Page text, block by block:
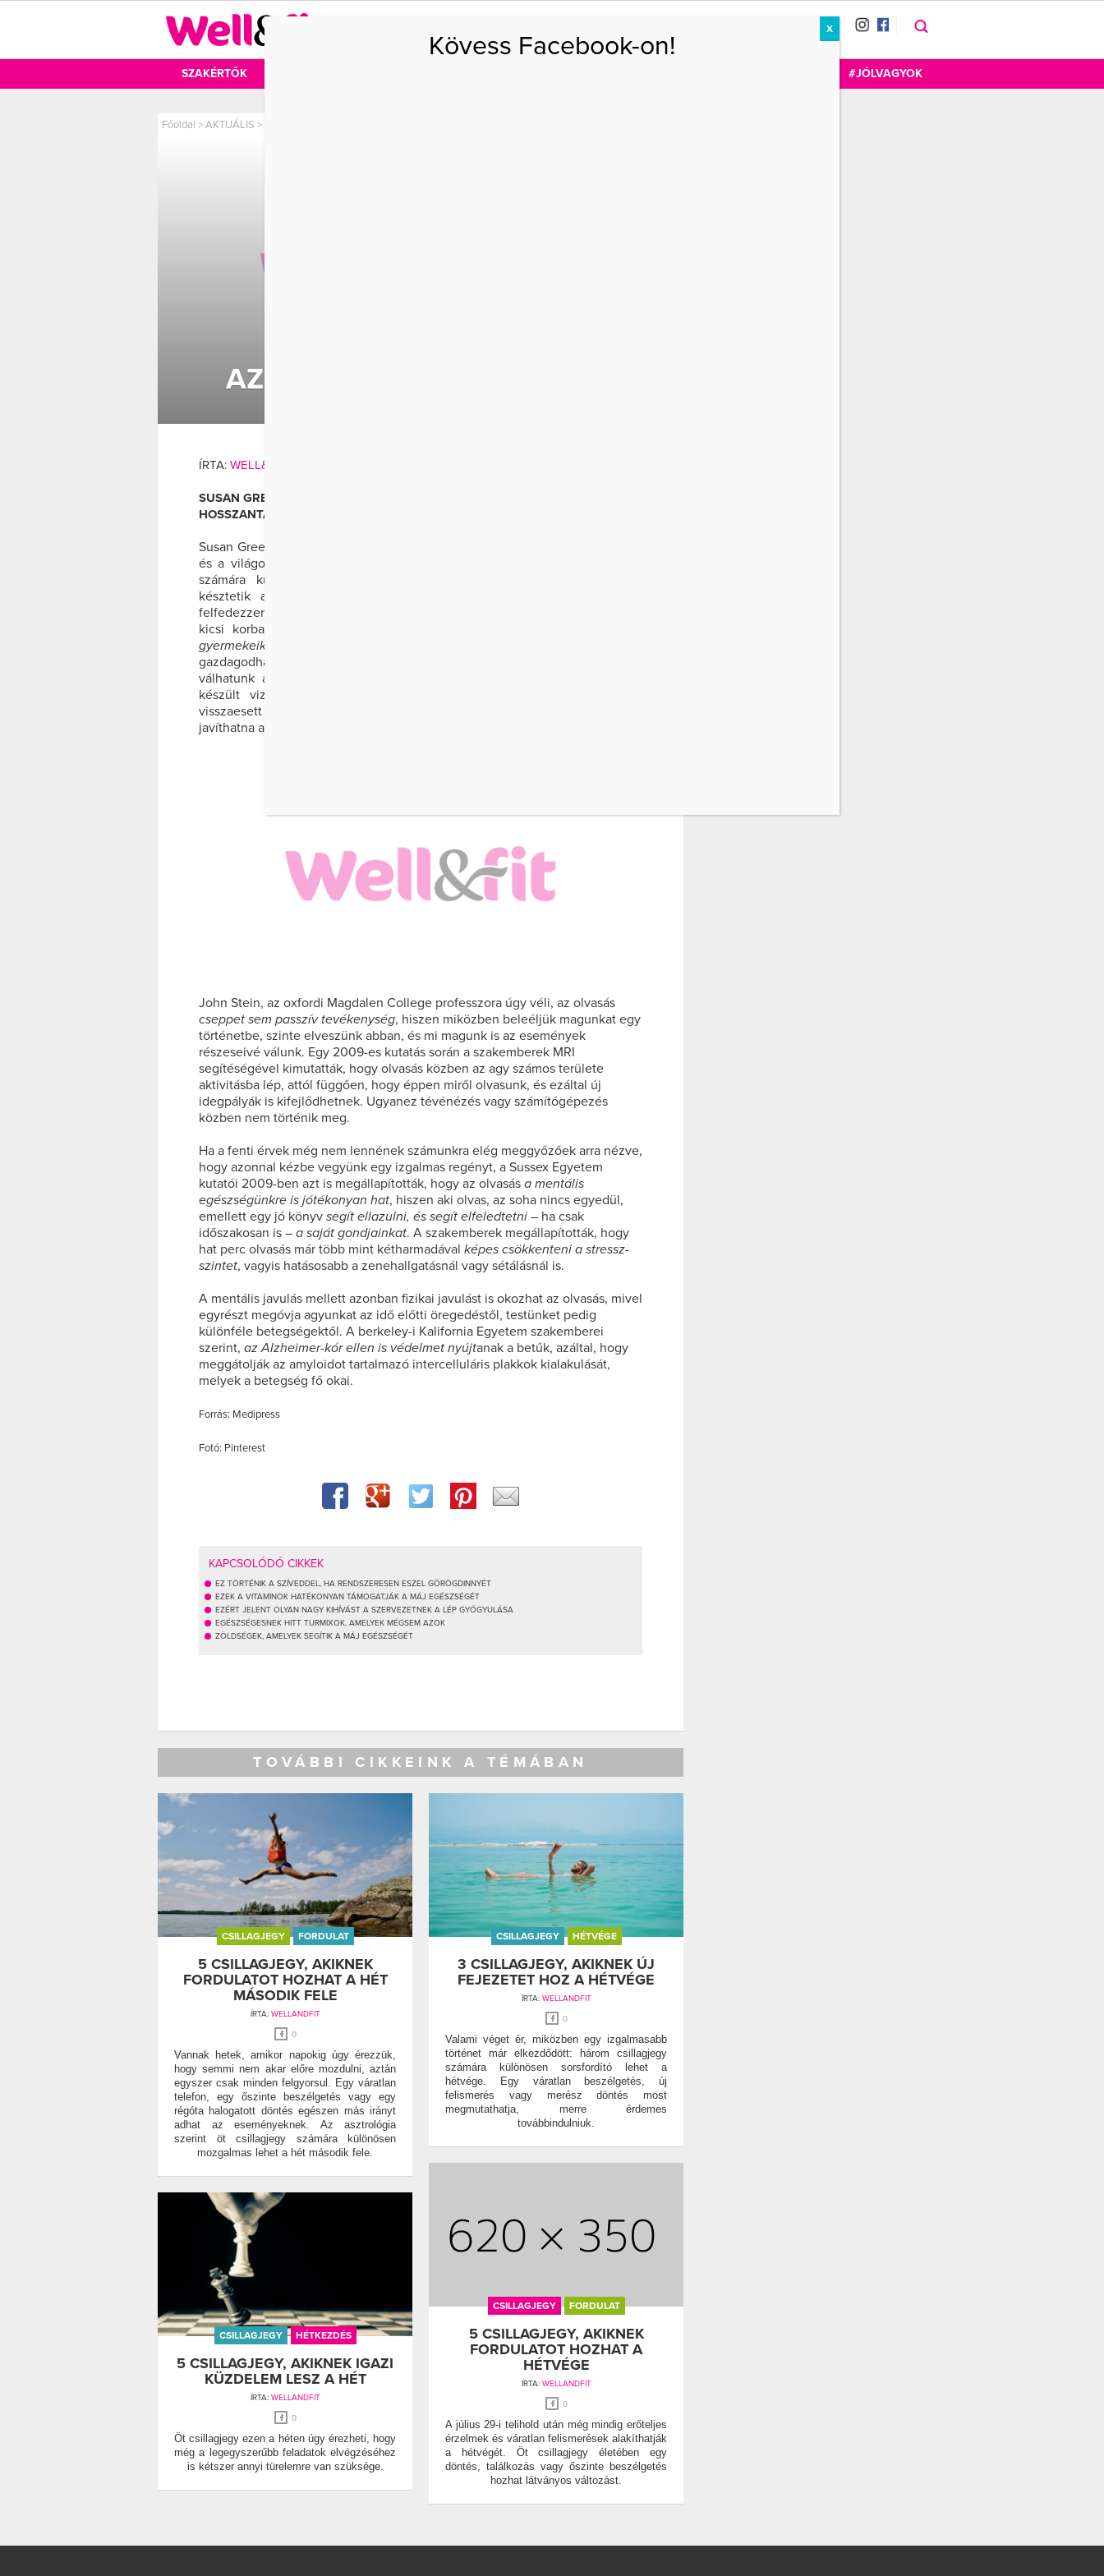
SZAKÉRTŐK #JÓLVAGYOK
Főoldal >AKTUÁLIS >
AZ OLVASÁS FÉL EGÉSZSÉG
ÍRTA: WELL&FIT
SUSAN GREENFIELD BRIT TUDÓS SZERINT, AZ OLVASÁS SEGÍT A
HOSSZANTARTÓ FIGYELEM ÉS A VILÁGOS GONDOLKODÁ
Susan Greenfield brit tudós szerint, az olvasás segít a hosszantartó figyelem
és a világos gondolkodás elsajátításában, ami a mai, twitterező generáció
számára különösen fontos. A történetek felépítésükből adódóan arra
késztetik az agyat, hogy összekapcsoljon egymás utáni eseményeket,
felfedezzen ok-okozati összefüggéseket, aminek elsajátítására már egészen
kicsi korban nagy szükség van.
gyermekeiket az olvasásra
gazdagodhatnak, más kultúrákat is megismerhetünk, ezáltal empatikusabbá
válhatunk a környezetünk felé. Egy nemrégiben, a Michigan Egyetemen
készült vizsgálat kimutatta, hogy az utóbbi tíz évben 48 százalékkal
visszaesett a főiskolások empátiakészsége, és ezen az arányon sokat
javíthatna az olvasás.
John Stein, az oxfordi Magdalen College professzora úgy véli, az olvasás
cseppet sem passzív tevékenység, hiszen miközben beleéljük magunkat egy
történetbe, szinte elveszünk abban, és mi magunk is az események
részeseivé válunk. Egy 2009-es kutatás során a szakemberek MRI
segítéségével kimutatták, hogy olvasás közben az agy számos területe
aktivitásba lép, attól függően, hogy éppen miről olvasunk, és ezáltal új
idegpályák is kifejlődhetnek. Ugyanez tévénézés vagy számítógépezés
közben nem történik meg.
Ha a fenti érvek még nem lennének számunkra elég meggyőzőek arra nézve,
hogy azonnal kézbe vegyünk egy izgalmas regényt, a Sussex Egyetem
kutatói 2009-ben azt is megállapították, hogy az olvasás a mentális
egészségünkre is jótékonyan hat, hiszen aki olvas, az soha nincs egyedül,
emellett egy jó könyv segít ellazulni, és segít elfeledtetni – ha csak
időszakosan is – a saját gondjainkat. A szakemberek megállapították, hogy
hat perc olvasás már több mint kétharmadával képes csökkenteni a stressz-
szintet, vagyis hatásosabb a zenehallgatásnál vagy sétálásnál is.
A mentális javulás mellett azonban fizikai javulást is okozhat az olvasás, mivel
egyrészt megóvja agyunkat az idő előtti öregedéstől, testünket pedig
különféle betegségektől. A berkeley-i Kalifornia Egyetem szakemberei
szerint, az Alzheimer-kór ellen is védelmet nyújtanak a betűk, azáltal, hogy
meggátolják az amyloidot tartalmazó intercelluláris plakkok kialakulását,
melyek a betegség fő okai.
Forrás: Medipress
Fotó: Pinterest
KAPCSOLÓDÓ CIKKEK
EZ TÖRTÉNIK A SZÍVEDDEL, HA RENDSZERESEN ESZEL GÖRÖGDINNYÉT
EZEK A VITAMINOK HATÉKONYAN TÁMOGATJÁK A MÁJ EGÉSZSÉGÉT
EZÉRT JELENT OLYAN NAGY KIHÍVÁST A SZERVEZETNEK A LÉP GYÓGYULÁSA
EGÉSZSÉGESNEK HITT TURMIXOK, AMELYEK MÉGSEM AZOK
ZÖLDSÉGEK, AMELYEK SEGÍTIK A MÁJ EGÉSZSÉGÉT
TOVÁBBI CIKKEINK A TÉMÁBAN
CSILLAGJEGY FORDULAT
5 CSILLAGJEGY, AKIKNEK
FORDULATOT HOZHAT A HÉT
MÁSODIK FELE
ÍRTA: WELLANDFIT
0
Vannak hetek, amikor napokig úgy érezzük,
hogy semmi nem akar előre mozdulni, aztán
egyszer csak minden felgyorsul. Egy váratlan
telefon, egy őszinte beszélgetés vagy egy
régóta halogatott döntés egészen más irányt
adhat az eseményeknek. Az asztrológia
szerint öt csillagjegy számára különösen
mozgalmas lehet a hét második fele.
CSILLAGJEGY HÉTVÉGE
3 CSILLAGJEGY, AKIKNEK ÚJ
FEJEZETET HOZ A HÉTVÉGE
ÍRTA: WELLANDFIT
0
Valami véget ér, miközben egy izgalmasabb
történet már elkezdődött: három csillagjegy
számára különösen sorsfordító lehet a
hétvége. Egy váratlan beszélgetés, új
felismerés vagy merész döntés most
megmutathatja, merre érdemes
továbbindulniuk.
CSILLAGJEGY FORDULAT
5 CSILLAGJEGY, AKIKNEK
FORDULATOT HOZHAT A
HÉTVÉGE
ÍRTA: WELLANDFIT
0
A július 29-i telihold után még mindig erőteljes
érzelmek és váratlan felismerések alakíthatják
a hétvégét. Öt csillagjegy életében egy
döntés, találkozás vagy őszinte beszélgetés
hozhat látványos változást.
CSILLAGJEGY HÉTKEZDÉS
5 CSILLAGJEGY, AKIKNEK IGAZI
KÜZDELEM LESZ A HÉT
ÍRTA: WELLANDFIT
0
Öt csillagjegy ezen a héten úgy érezheti, hogy
még a legegyszerűbb feladatok elvégzéséhez
is kétszer annyi türelemre van szüksége.
Kövess Facebook-on!
X